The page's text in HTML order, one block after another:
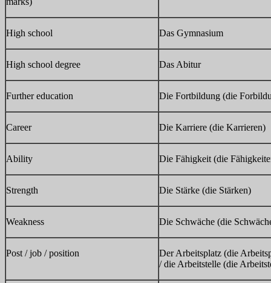
High school Das Gymnasium
High school degree Das Abitur
Further education Die Fortbildung (die
Career Die Karriere (die Karrieren)
Ability Die Fähigkeit (die
Strength Die Stärke (die Stärken)
Weakness Die Schwäche (die
Post / job / position
Der Arbeitsplatz (die
/ die Arbeitstelle (die